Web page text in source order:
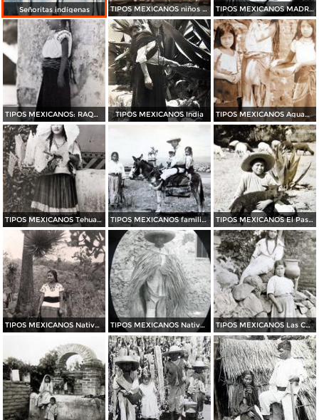
Señoritas indígenas TIPOS MEXICANOS niños vestidos por algun festival TIPOS MEXICANOS MADRE E HIJO por el fotografo MANUEL CARRILLO
TIPOS MEXICANOS: RAQUEL TIPOS MEXICANOS India TIPOS MEXICANOS Aguadoras
TIPOS MEXICANOS Tehuana TIPOS MEXICANOS familia india TIPOS MEXICANOS El Pastorcito
TIPOS MEXICANOS Nativo sonriente TIPOS MEXICANOS Nativo con capote de Palma TIPOS MEXICANOS Las Comadritas de Xochimilco